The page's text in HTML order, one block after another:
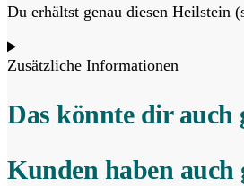
Du erhältst genau diesen Heilstein
Zusätzliche Informationen
Das könnte dir auch
Kunden haben auch